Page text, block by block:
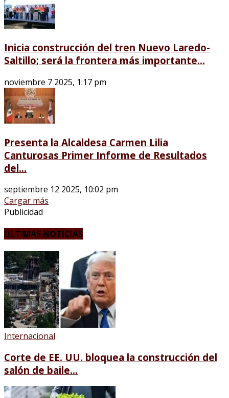
Inicia construcción del tren Nuevo Laredo-
Saltillo; será la frontera más importante...
noviembre 7 2025, 1:17 pm
Presenta la Alcaldesa Carmen Lilia
Canturosas Primer Informe de Resultados
del...
septiembre 12 2025, 10:02 pm
Cargar más
Publicidad
ÚLTIMAS NOTICIAS
Internacional
Corte de EE. UU. bloquea la construcción del
salón de baile...